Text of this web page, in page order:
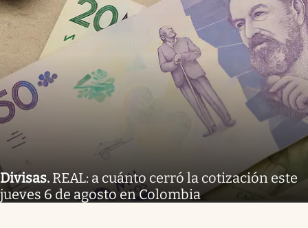
Divisas. REAL: a cuánto cerró la cotización este
jueves 6 de agosto en Colombia